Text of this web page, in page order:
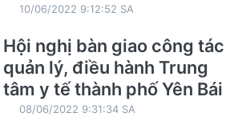
10/06/2022 9:12:52 SA
Hội nghị bàn giao công tác
quản lý, điều hành Trung
tâm y tế thành phố Yên Bái
08/06/2022 9:31:34 SA